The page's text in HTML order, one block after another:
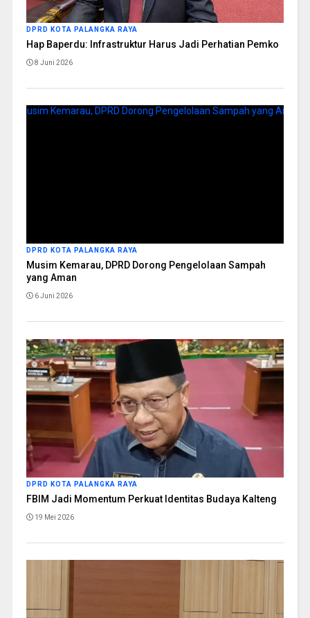
DPRD KOTA PALANGKA RAYA
Hap Baperdu: Infrastruktur Harus Jadi Perhatian Pemko
8 Juni 2026
DPRD KOTA PALANGKA RAYA
Musim Kemarau, DPRD Dorong Pengelolaan Sampah
yang Aman
6 Juni 2026
DPRD KOTA PALANGKA RAYA
FBIM Jadi Momentum Perkuat Identitas Budaya Kalteng
19 Mei 2026